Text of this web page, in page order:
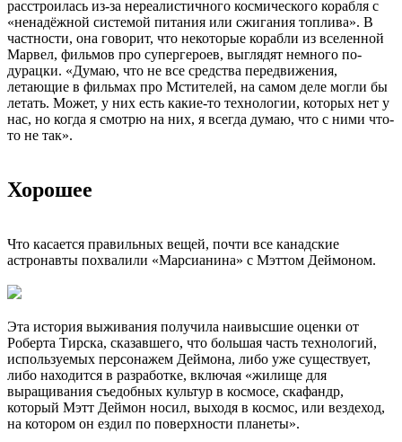
расстроилась из-за нереалистичного космического корабля с
«ненадёжной системой питания или сжигания топлива». В
частности, она говорит, что некоторые корабли из вселенной
Марвел, фильмов про супергероев, выглядят немного по-
дурацки. «Думаю, что не все средства передвижения,
летающие в фильмах про Мстителей, на самом деле могли бы
летать. Может, у них есть какие-то технологии, которых нет у
нас, но когда я смотрю на них, я всегда думаю, что с ними что-
то не так».
Хорошее
Что касается правильных вещей, почти все канадские
астронавты похвалили «Марсианина» с Мэттом Деймоном.
Эта история выживания получила наивысшие оценки от
Роберта Тирска, сказавшего, что большая часть технологий,
используемых персонажем Деймона, либо уже существует,
либо находится в разработке, включая «жилище для
выращивания съедобных культур в космосе, скафандр,
который Мэтт Деймон носил, выходя в космос, или вездеход,
на котором он ездил по поверхности планеты».